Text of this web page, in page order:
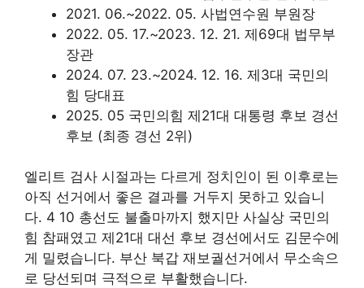
2021. 06.~2022. 05. 사법연수원 부원장
2022. 05. 17.~2023. 12. 21. 제69대 법무부
장관
2024. 07. 23.~2024. 12. 16. 제3대 국민의
힘 당대표
2025. 05 국민의힘 제21대 대통령 후보 경선
후보 (최종 경선 2위)
엘리트 검사 시절과는 다르게 정치인이 된 이후로는
아직 선거에서 좋은 결과를 거두지 못하고 있습니
다. 4 10 총선도 불출마까지 했지만 사실상 국민의
힘 참패였고 제21대 대선 후보 경선에서도 김문수에
게 밀렸습니다. 부산 북갑 재보궐선거에서 무소속으
로 당선되며 극적으로 부활했습니다.